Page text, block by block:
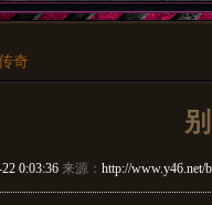
奇
别
0:03:36来源： http://www.y46.net/